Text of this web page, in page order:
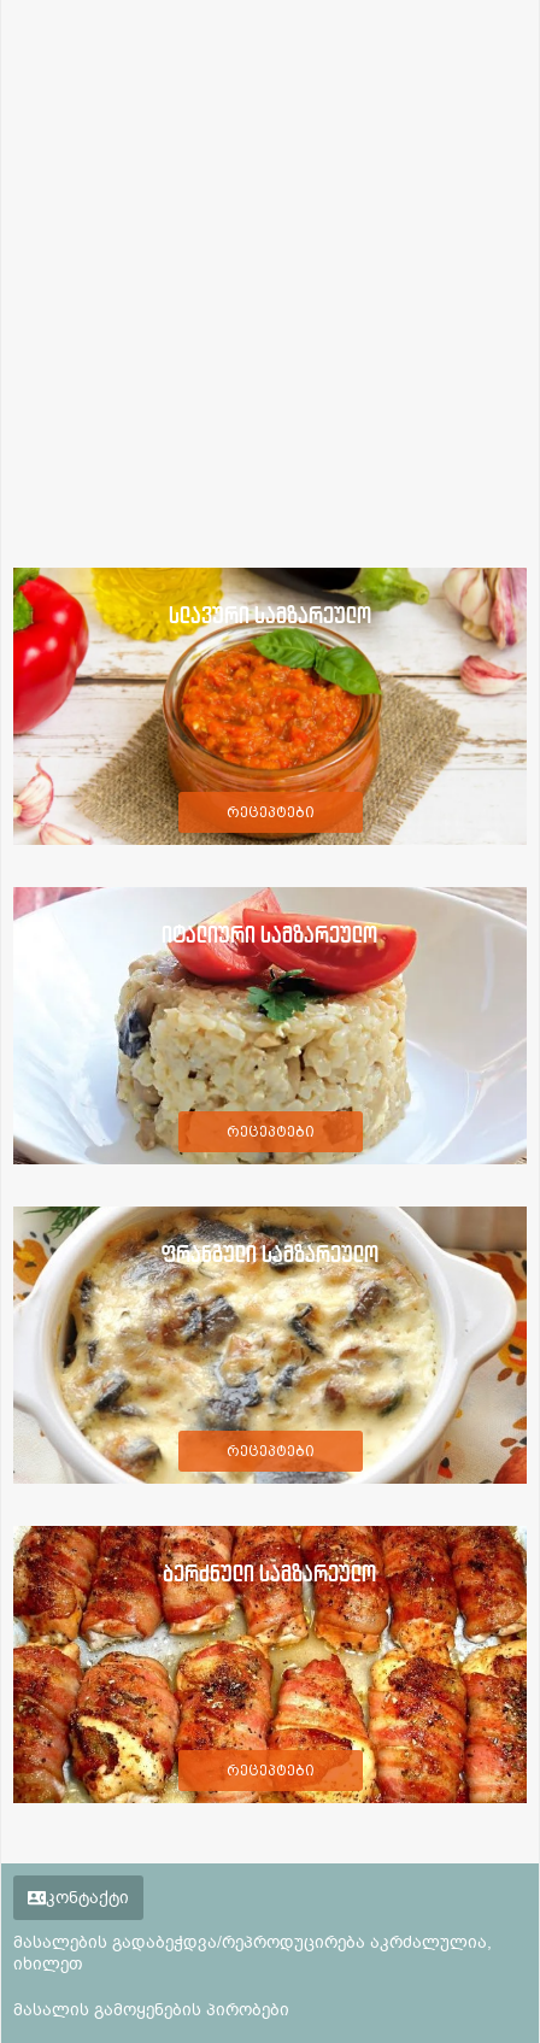
სლავური სამზარეულო
რეცეპტები
იტალიური სამზარეულო
რეცეპტები
ფრანგული სამზარეულო
რეცეპტები
ბერძნული სამზარეულო
რეცეპტები
კონტაქტი
მასალების გადაბეჭდვა/რეპროდუცირება აკრძალულია,
იხილეთ
მასალის გამოყენების პირობები